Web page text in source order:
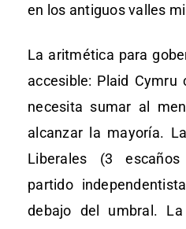
en los antiguos valles
La aritmética para
accesible: Plaid
necesita sumar al
alcanzar la mayoría.
Liberales (3
partido
debajo del umbral.